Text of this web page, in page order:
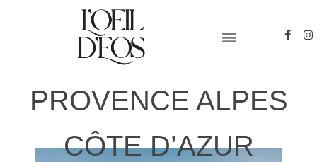
PROVENCE ALPES
CÔTE D’AZUR